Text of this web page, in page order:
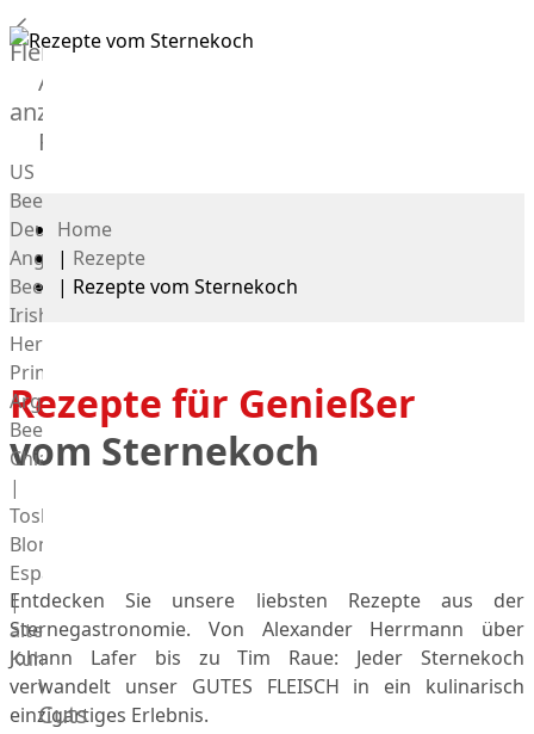
Fleisch
Alle
anzeigen
Rind
US
Beef
Deutsches
Angus
Beef
Irish
Hereford
Prime
Argentina
Beef
Chianina
|
Toskana
Blonda
Espanola
|
alte
Kuh
Wagyu
BeefCuts
Home
| Rezepte
| Rezepte vom Sternekoch
Rezepte für Genießer
vom Sternekoch
Entdecken Sie unsere liebsten Rezepte aus der
Sternegastronomie. Von Alexander Herrmann über
Johann Lafer bis zu Tim Raue: Jeder Sternekoch
verwandelt unser GUTES FLEISCH in ein kulinarisch
einzigartiges Erlebnis.